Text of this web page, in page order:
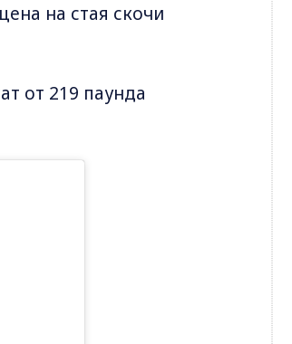
на стая скочи
от 219 паунда